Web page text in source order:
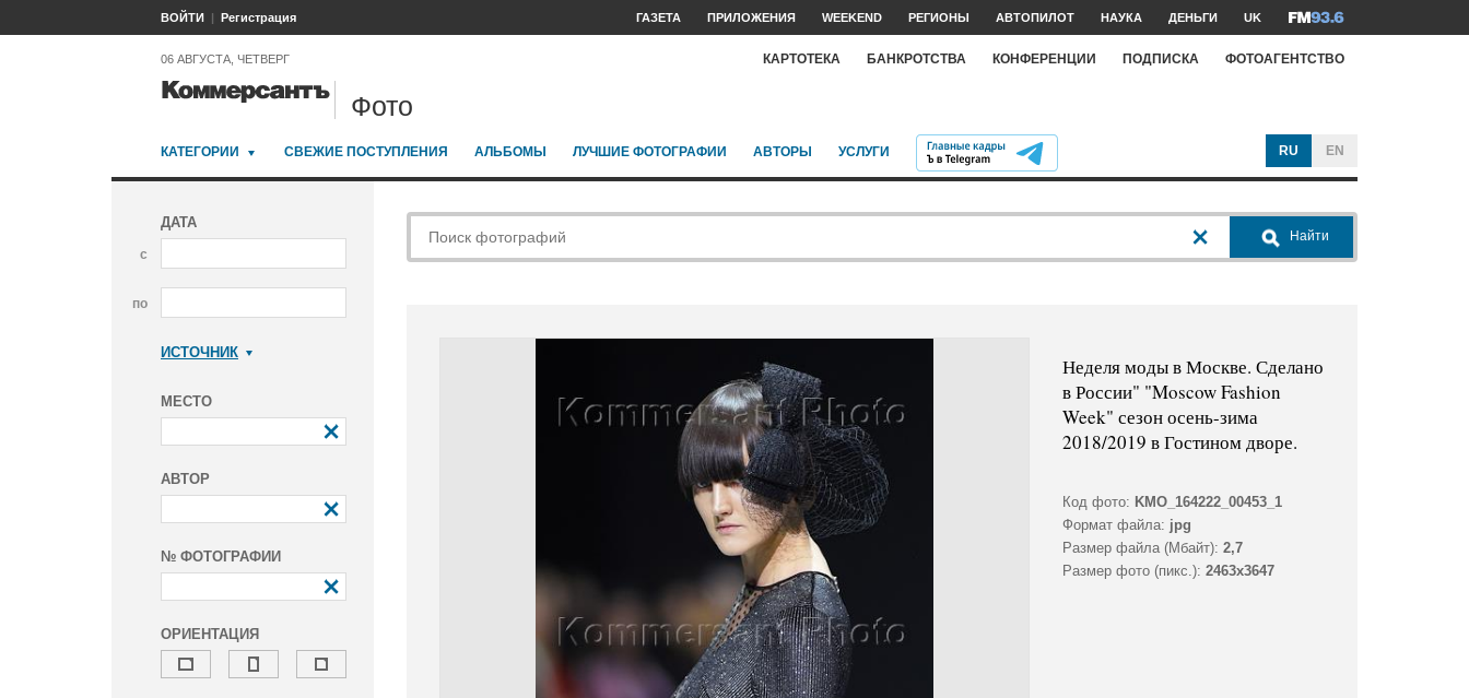
ВОЙТИ Регистрация ГАЗЕТА ПРИЛОЖЕНИЯ WEEKEND РЕГИОНЫ АВТОПИЛОТ НАУКА ДЕНЬГИ UK
06 АВГУСТА, ЧЕТВЕРГ КАРТОТЕКА БАНКРОТСТВА КОНФЕРЕНЦИИ ПОДПИСКА ФОТОАГЕНТСТВО
Фото
КАТЕГОРИИ СВЕЖИЕ ПОСТУПЛЕНИЯ АЛЬБОМЫ ЛУЧШИЕ ФОТОГРАФИИ АВТОРЫ УСЛУГИ RU EN
ДАТА
с
по
ИСТОЧНИК
МЕСТО
АВТОР
№ ФОТОГРАФИИ
ОРИЕНТАЦИЯ
Найти
Неделя моды в Москве. Сделано
в России" "Moscow Fashion
Week" сезон осень-зима
2018/2019 в Гостином дворе.
Код фото: KMO_164222_00453_1
Формат файла: jpg
Размер файла (Мбайт): 2,7
Размер фото (пикс.): 2463x3647